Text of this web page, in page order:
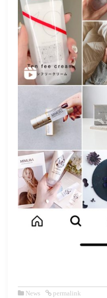
News permalink